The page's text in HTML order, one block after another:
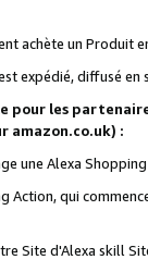
achète un Produit
expédié, diffusé
pour les
amazon.co.uk) :
une Alexa
Action, qui
Site d'Alexa skill